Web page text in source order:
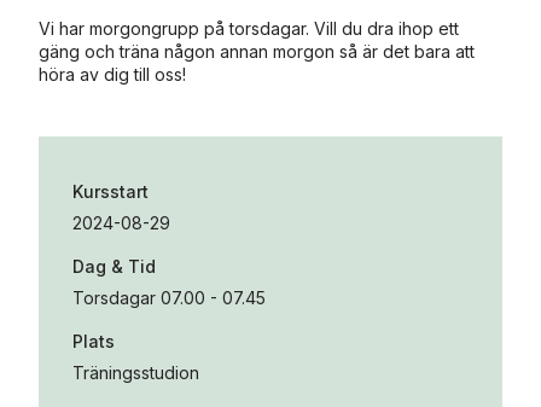
Vi har morgongrupp på torsdagar. Vill du dra ihop ett
gäng och träna någon annan morgon så är det bara att
höra av dig till oss!
Kursstart
2024-08-29
Dag & Tid
Torsdagar 07.00 - 07.45
Plats
Träningsstudion